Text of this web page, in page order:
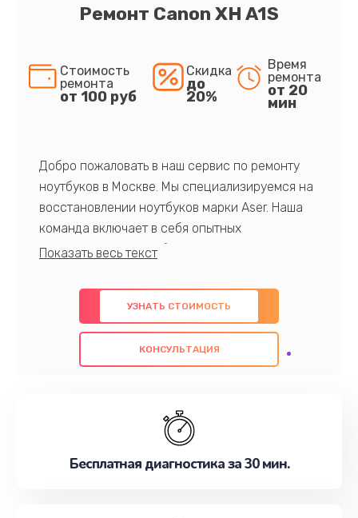
Ремонт Canon XH A1S
Стоимость
ремонта
от 100 руб
Скидка
до
20%
Время
ремонта
от 20
мин
Добро пожаловать в наш сервис по ремонту
ноутбуков в Москве. Мы специализируемся на
восстановлении ноутбуков марки Aser. Наша
команда включает в себя опытных
профессионалов с обширными знаниями и
предлагаем быстрый и качественный ремонт с
использованием оригинальных компонентов, а
также гарантируем качество всех
проведенных работ. Наша цель - предоставить
наилучшим образом. Не медлите записаться на
УЗНАТЬ СТОИМОСТЬ
КОНСУЛЬТАЦИЯ
Бесплатная диагностика за 30 мин.